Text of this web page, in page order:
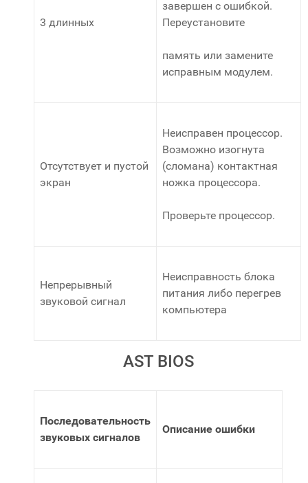
3 длинных
завершен с ошибкой.
Переустановите
память или замените
исправным модулем.
Отсутствует и пустой
экран
Неисправен процессор.
Возможно изогнута
(сломана) контактная
ножка процессора.
Проверьте процессор.
Непрерывный
звуковой сигнал
Неисправность блока
питания либо перегрев
компьютера
AST BIOS
Последовательность
звуковых сигналов
Описание ошибки